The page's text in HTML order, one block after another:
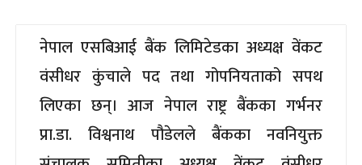
नेपाल एसबिआई बैंक लिमिटेडका अध्यक्ष वेंकट
वंसीधर कुंचाले पद तथा गोपनियताको सपथ
लिएका छन्। आज नेपाल राष्ट्र बैंकका गर्भनर
प्रा.डा. विश्वनाथ पौडेलले बैंकका नवनियुक्त